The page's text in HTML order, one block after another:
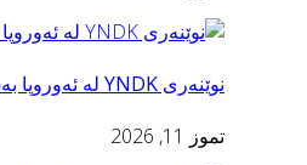
نوێنه‌ری YNDK له ئه‌وروپا به‌شداری كۆڕێك به‌ناونيش…
تموز 11, 2026